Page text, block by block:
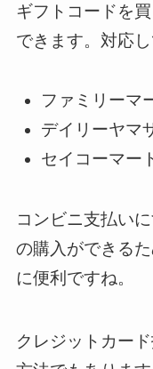
ギフトコードを
できます。対応
ファミリーマ
デイリーヤマ
セイコーマー
コンビニ支払いに
の購入ができる
に便利ですね。
クレジットカー